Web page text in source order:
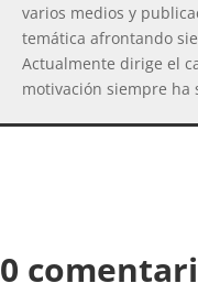
varios medios y
temática afrontando
Actualmente dirige el
motivación siempre ha
0